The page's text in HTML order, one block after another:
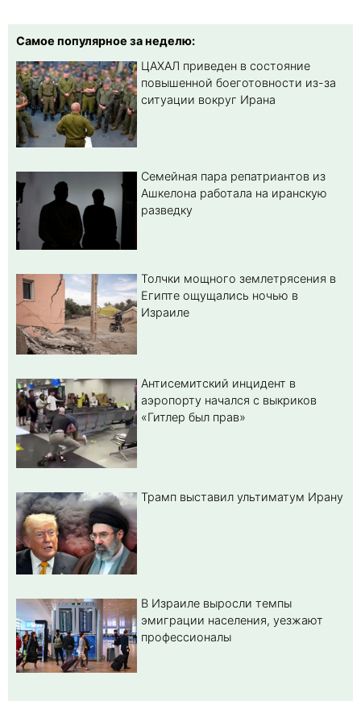
Самое популярное за неделю:
ЦАХАЛ приведен в состояние
повышенной боеготовности из-за
ситуации вокруг Ирана
Семейная пара репатриантов из
Ашкелона работала на иранскую
разведку
Толчки мощного землетрясения в
Египте ощущались ночью в
Израиле
Антисемитский инцидент в
аэропорту начался с выкриков
«Гитлер был прав»
Трамп выставил ультиматум Ирану
В Израиле выросли темпы
эмиграции населения, уезжают
профессионалы